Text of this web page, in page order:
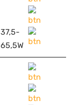
37,5-
65,5W